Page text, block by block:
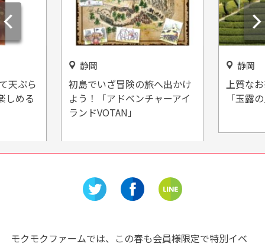
天ぷら
しめる
静岡
初島でいざ冒険の旅へ出かけ
よう！「アドベンチャーアイ
ランドVOTAN」
静岡
上質な
「玉露
モクモクファームでは、この春も会員様限定で特別イベ